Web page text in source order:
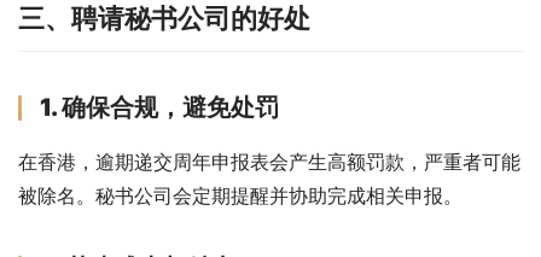
三、聘请秘书公司的好处
1. 确保合规，避免处罚
在香港，逾期递交周年申报表会产生高额罚款，严重者可能
被除名。秘书公司会定期提醒并协助完成相关申报。